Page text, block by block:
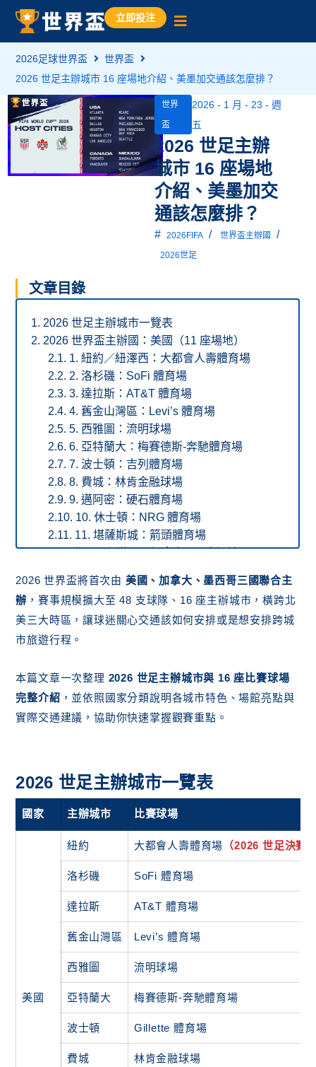
立即投注
2026足球世界盃
世界盃
2026 世足主辦城市 16 座場地介紹、美墨加交通該怎麼排？
世界
盃
2026 - 1 月 - 23 - 週
五
2026 世足主辦
城市 16 座場地
介紹、美墨加交
通該怎麼排？
# 2026FIFA / 世界盃主辦國 /
2026世足
文章目錄
2026 世足主辦城市一覽表
2026 世界盃主辦國：美國（11 座場地）
1. 紐約／紐澤西：大都會人壽體育場
2. 洛杉磯：SoFi 體育場
3. 達拉斯：AT&T 體育場
4. 舊金山灣區：Levi’s 體育場
5. 西雅圖：流明球場
6. 亞特蘭大：梅賽德斯-奔馳體育場
7. 波士頓：吉列體育場
8. 費城：林肯金融球場
9. 邁阿密：硬石體育場
10. 休士頓：NRG 體育場
11. 堪薩斯城：箭頭體育場
2026 世界盃主辦國：加拿大（2 座場地）
2. 溫哥華：不列顛哥倫比亞體育場
2026 世界盃主辦國：墨西哥（3 座場地）
1. 墨西哥城：阿茲特克體育場
2. 瓜達拉哈拉：亞克朗球場
結論：2026 世足全面升級，3 國 16 城市一
起迎接足球盛事
2026 世界盃將首次由 美國、加拿大、墨西哥三國聯合主
辦 ，賽事規模擴大至 48 支球隊、16 座主辦城市，橫跨北
美三大時區，讓球迷關心交通該如何安排或是想安排跨城
市旅遊行程。
本篇文章一次整理 2026 世足主辦城市與 16 座比賽球場
完整介紹 ，並依照國家分類說明各城市特色、場館亮點與
實際交通建議，協助你快速掌握觀賽重點。
2026 世足主辦城市一覽表
國家 主辦城市 比賽球場
美國
紐約 大都會人壽體育場 （2026 世足決賽
洛杉磯 SoFi 體育場
達拉斯 AT&T 體育場
舊金山灣區 Levi’s 體育場
西雅圖 流明球場
亞特蘭大 梅賽德斯-奔馳體育場
波士頓 Gillette 體育場
費城 林肯金融球場